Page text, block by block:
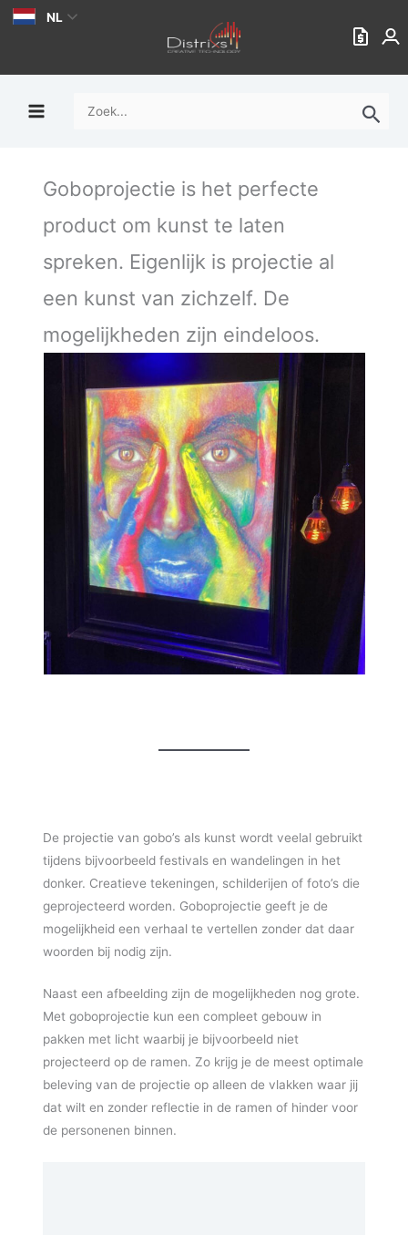
Ga
inhoud
NL
Zoek
Goboprojectie is het perfecte
product om kunst te laten
spreken. Eigenlijk is projectie al
een kunst van zichzelf. De
mogelijkheden zijn eindeloos.
De projectie van gobo’s als kunst wordt veelal gebruikt
tijdens bijvoorbeeld festivals en wandelingen in het
donker. Creatieve tekeningen, schilderijen of foto’s die
geprojecteerd worden. Goboprojectie geeft je de
mogelijkheid een verhaal te vertellen zonder dat daar
woorden bij nodig zijn.
Naast een afbeelding zijn de mogelijkheden nog grote.
Met goboprojectie kun een compleet gebouw in
pakken met licht waarbij je bijvoorbeeld niet
projecteerd op de ramen. Zo krijg je de meest optimale
beleving van de projectie op alleen de vlakken waar jij
dat wilt en zonder reflectie in de ramen of hinder voor
de personenen binnen.